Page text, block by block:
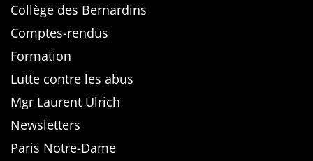
Collège des Bernardins
Comptes-rendus
Formation
Lutte contre les abus
Mgr Laurent Ulrich
Newsletters
Paris Notre-Dame